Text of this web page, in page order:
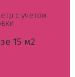
с учетом
15 м2